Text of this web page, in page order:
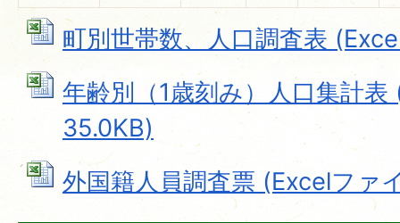
町別世帯数、人口調査表
年齢別（1歳刻み）人口集計
35.0KB)
外国籍人員調査票 (Excelファ